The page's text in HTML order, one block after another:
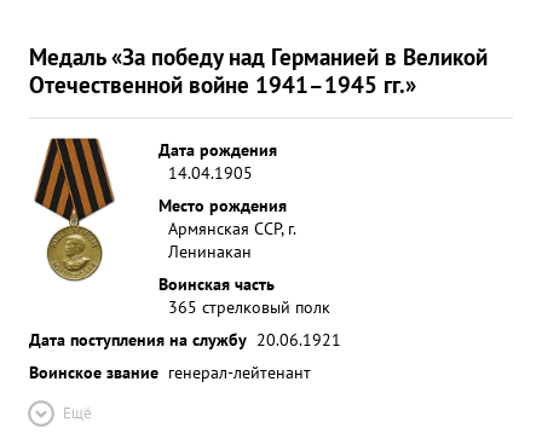
Медаль «За победу над Германией в Великой
Отечественной войне 1941–1945 гг.»
Дата рождения
14.04.1905
Место рождения
Армянская ССР, г.
Ленинакан
Воинская часть
365 стрелковый полк
Дата поступления на службу 20.06.1921
Воинское звание генерал-лейтенант
Ещё